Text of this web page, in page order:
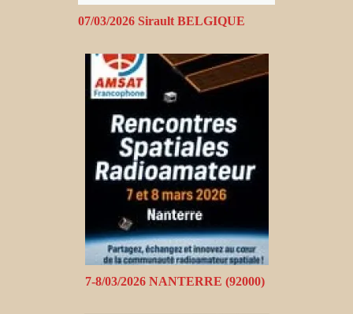
07/03/2026 Sirault BELGIQUE
7-8/03/2026 NANTERRE (92000)